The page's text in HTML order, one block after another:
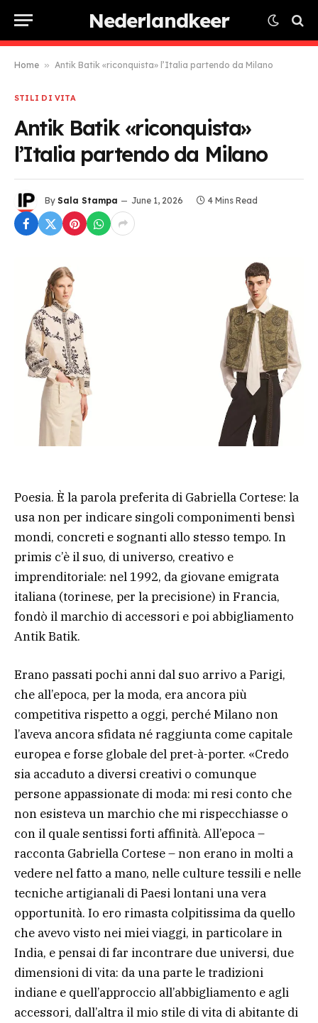
Nederlandkeer
Home » Antik Batik «riconquista» l’Italia partendo da Milano
STILI DI VITA
Antik Batik «riconquista»
l’Italia partendo da Milano
By Sala Stampa June 1, 2026 4 Mins Read
Poesia. È la parola preferita di Gabriella Cortese: la
usa non per indicare singoli componimenti bensì
mondi, concreti e sognanti allo stesso tempo. In
primis c’è il suo, di universo, creativo e
imprenditoriale: nel 1992, da giovane emigrata
italiana (torinese, per la precisione) in Francia,
fondò il marchio di accessori e poi abbigliamento
Antik Batik.
Erano passati pochi anni dal suo arrivo a Parigi,
che all’epoca, per la moda, era ancora più
competitiva rispetto a oggi, perché Milano non
l’aveva ancora sfidata né raggiunta come capitale
europea e forse globale del pret-à-porter. «Credo
sia accaduto a diversi creativi o comunque
persone appassionate di moda: mi resi conto che
non esisteva un marchio che mi rispecchiasse o
con il quale sentissi forti affinità. All’epoca –
racconta Gabriella Cortese – non erano in molti a
vedere nel fatto a mano, nelle culture tessili e nelle
tecniche artigianali di Paesi lontani una vera
opportunità. Io ero rimasta colpitissima da quello
che avevo visto nei miei viaggi, in particolare in
India, e pensai di far incontrare due universi, due
dimensioni di vita: da una parte le tradizioni
indiane e quell’approccio all’abbigliamento e agli
accessori, dall’altra il mio stile di vita di abitante di